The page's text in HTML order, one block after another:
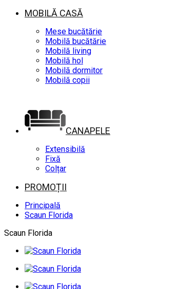
MOBILĂ CASĂ
Mese bucătărie
Mobilă bucătărie
Mobilă living
Mobilă hol
Mobilă dormitor
Mobilă copii
CANAPELE
Extensibilă
Fixă
Colțar
PROMOȚII
Principală
Scaun Florida
Scaun Florida